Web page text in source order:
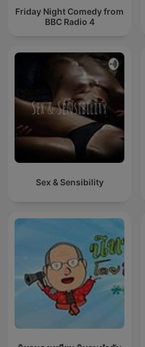
Friday Night Comedy from
BBC Radio 4
Sex & Sensibility